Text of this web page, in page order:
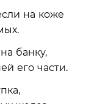
на коже
банку,
его части.